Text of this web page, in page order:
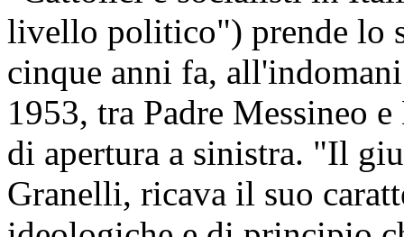
livello politico") prende lo
cinque anni fa,
1953, tra Padre Messineo
di apertura a sinistra. "Il
Granelli, ricava il suo